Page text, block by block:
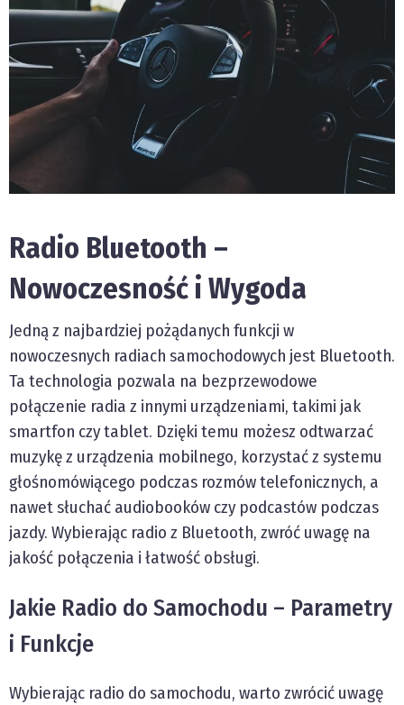
Radio Bluetooth –
Nowoczesność i Wygoda
Jedną z najbardziej pożądanych funkcji w
nowoczesnych radiach samochodowych jest Bluetooth.
Ta technologia pozwala na bezprzewodowe
połączenie radia z innymi urządzeniami, takimi jak
smartfon czy tablet. Dzięki temu możesz odtwarzać
muzykę z urządzenia mobilnego, korzystać z systemu
głośnomówiącego podczas rozmów telefonicznych, a
nawet słuchać audiobooków czy podcastów podczas
jazdy. Wybierając radio z Bluetooth, zwróć uwagę na
jakość połączenia i łatwość obsługi.
Jakie Radio do Samochodu – Parametry
i Funkcje
Wybierając radio do samochodu, warto zwrócić uwagę